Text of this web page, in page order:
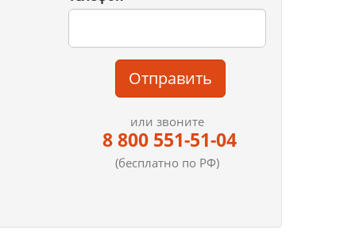
Отправить
или звоните
8 800 551-51-04
(бесплатно по РФ)